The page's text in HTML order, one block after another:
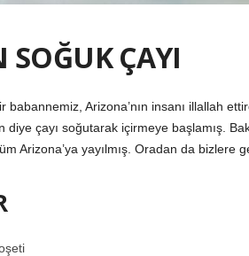
SOĞUK ÇAYI
babannemiz, Arizona’nın insanı illallah
diye çayı soğutarak içirmeye başlamış.
Arizona’ya yayılmış. Oradan da bizlere